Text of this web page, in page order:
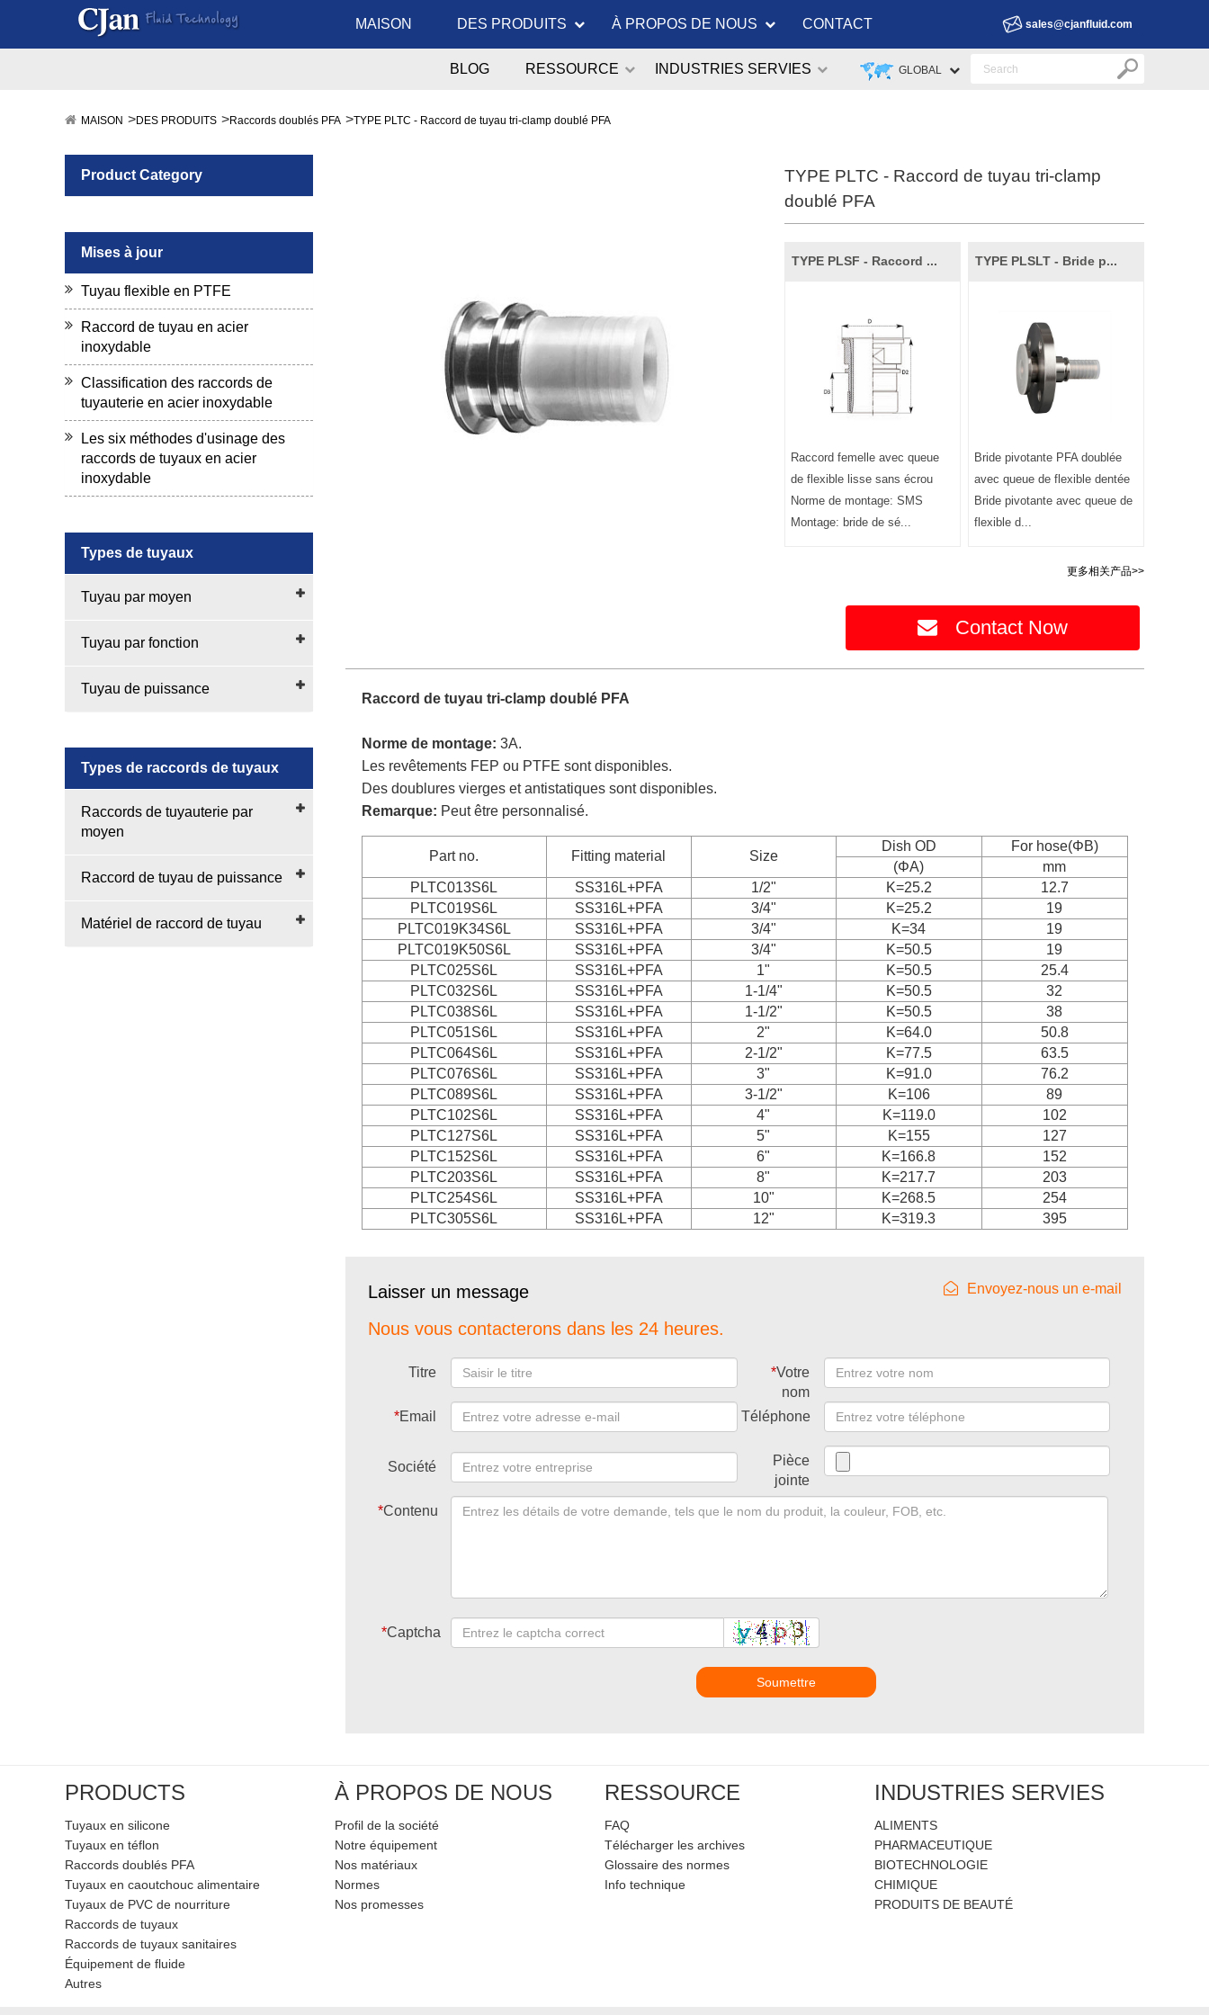
MAISON DES PRODUITS À PROPOS DE NOUS CONTACT sales@cjanfluid.com
GLOBAL
BLOG RESSOURCE INDUSTRIES SERVIES
MAISON DES PRODUITS Raccords doublés PFA TYPE PLTC - Raccord de tuyau tri-clamp doublé PFA
Product Category
Mises à jour
Tuyau flexible en PTFE
Raccord de tuyau en acier
inoxydable
Classification des raccords de
tuyauterie en acier inoxydable
Les six méthodes d'usinage des
raccords de tuyaux en acier
inoxydable
Types de tuyaux
Tuyau par moyen
Tuyau par fonction
Tuyau de puissance
Types de raccords de tuyaux
Raccords de tuyauterie par
moyen
Raccord de tuyau de puissance
Matériel de raccord de tuyau
TYPE PLTC - Raccord de tuyau tri-clamp
doublé PFA
TYPE PLSF - Raccord ...
Raccord femelle avec queue
de flexible lisse sans écrou
Norme de montage: SMS
Montage: bride de sé...
TYPE PLSLT - Bride p...
Bride pivotante PFA doublée
avec queue de flexible dentée
Bride pivotante avec queue de
flexible d...
更多相关产品>>
Contact Now
Raccord de tuyau tri-clamp doublé PFA
Norme de montage: 3A.
Les revêtements FEP ou PTFE sont disponibles.
Des doublures vierges et antistatiques sont disponibles.
Remarque: Peut être personnalisé.
Part no. Fitting material Size
Dish OD
For hose(ΦB)
(ΦA)
mm
PLTC013S6L
SS316L+PFA 1/2" K=25.2
12.7
PLTC019S6L
SS316L+PFA 3/4" K=25.2
19
PLTC019K34S6L
SS316L+PFA 3/4" K=34
19
PLTC019K50S6L
SS316L+PFA 3/4" K=50.5
19
PLTC025S6L
SS316L+PFA 1" K=50.5
25.4
PLTC032S6L
SS316L+PFA 1-1/4" K=50.5
32
PLTC038S6L
SS316L+PFA 1-1/2" K=50.5
38
PLTC051S6L
SS316L+PFA 2" K=64.0
50.8
PLTC064S6L
SS316L+PFA 2-1/2" K=77.5
63.5
PLTC076S6L
SS316L+PFA 3" K=91.0
76.2
PLTC089S6L
SS316L+PFA 3-1/2" K=106
89
PLTC102S6L
SS316L+PFA 4" K=119.0
102
PLTC127S6L
SS316L+PFA 5" K=155
127
PLTC152S6L
SS316L+PFA 6" K=166.8
152
PLTC203S6L
SS316L+PFA 8" K=217.7
203
PLTC254S6L
SS316L+PFA 10" K=268.5
254
PLTC305S6L
SS316L+PFA 12" K=319.3 395
Laisser un message Envoyez-nous un e-mail
Nous vous contacterons dans les 24 heures.
Titre *Votre
nom
*Email Téléphone
Société
Pièce
jointe
*Contenu
*Captcha
Soumettre
PRODUCTS
Tuyaux en silicone
Tuyaux en téflon
Raccords doublés PFA
Tuyaux en caoutchouc alimentaire
Tuyaux de PVC de nourriture
Raccords de tuyaux
Raccords de tuyaux sanitaires
Équipement de fluide
Autres
À PROPOS DE NOUS
Profil de la société
Notre équipement
Nos matériaux
Normes
Nos promesses
RESSOURCE
FAQ
Télécharger les archives
Glossaire des normes
Info technique
INDUSTRIES SERVIES
ALIMENTS
PHARMACEUTIQUE
BIOTECHNOLOGIE
CHIMIQUE
PRODUITS DE BEAUTÉ